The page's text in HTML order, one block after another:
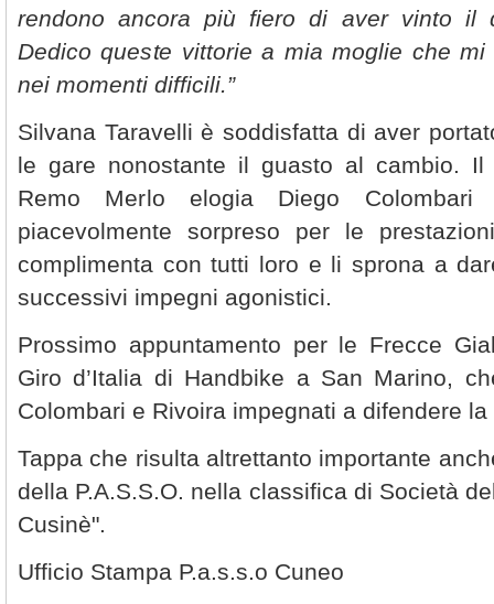
rendono ancora più fiero di aver vinto il
Dedico queste vittorie a mia moglie che
nei momenti difficili.”
Silvana Taravelli è soddisfatta di aver
le gare nonostante il guasto al cambio. Il
Remo Merlo elogia Diego
piacevolmente sorpreso per le
complimenta con tutti loro e li sprona a
successivi impegni agonistici.
Prossimo appuntamento per le Frecce
Giro d’Italia di Handbike a San Marino,
Colombari e Rivoira impegnati a difendere
Tappa che risulta altrettanto importante
della P.A.S.S.O. nella classifica di Società
Cusinè".
Ufficio Stampa P.a.s.s.o Cuneo